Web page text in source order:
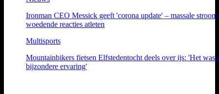
Ironman CEO Messick geeft 'corona update' – massale stroom
woedende reacties atleten
Multisports
Mountainbikers fietsen Elfstedentocht deels over ijs: 'Het was
bijzondere ervaring'